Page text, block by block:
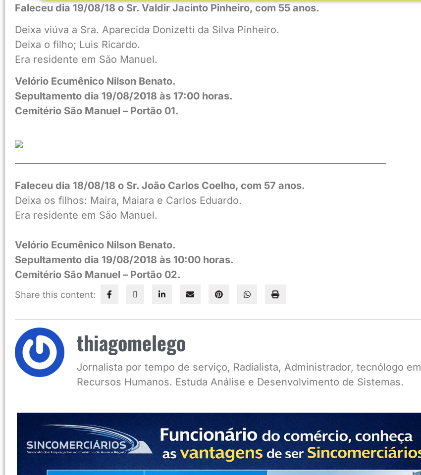
Faleceu dia 19/08/18 o Sr. Valdir Jacinto Pinheiro, com 55 anos.
Deixa viúva a Sra. Aparecida Donizetti da Silva Pinheiro.
Deixa o filho; Luis Ricardo.
Era residente em São Manuel.
Velório Ecumênico Nilson Benato.
Sepultamento dia 19/08/2018 às 17:00 horas.
Cemitério São Manuel – Portão 01.
—————————————————————————————————————–
Faleceu dia 18/08/18 o Sr. João Carlos Coelho, com 57 anos.
Deixa os filhos: Maira, Maiara e Carlos Eduardo.
Era residente em São Manuel.
Velório Ecumênico Nilson Benato.
Sepultamento dia 19/08/2018 às 10:00 horas.
Cemitério São Manuel – Portão 02.
Share this content:
thiagomelego
Jornalista por tempo de serviço, Radialista, Administrador, tecnólogo em
Recursos Humanos. Estuda Análise e Desenvolvimento de Sistemas.